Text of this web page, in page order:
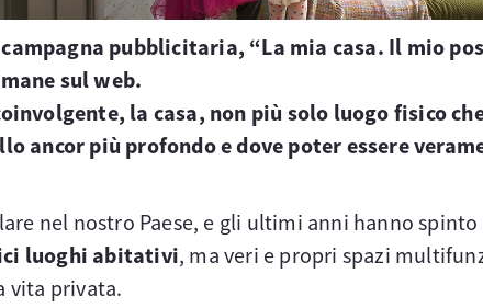
pubblicitaria, “La mia casa. Il mio
sul web.
la casa, non più solo luogo fisico
ancor più profondo e dove poter essere
nel nostro Paese, e gli ultimi anni hanno
luoghi abitativi, ma veri e propri spazi
vita privata.